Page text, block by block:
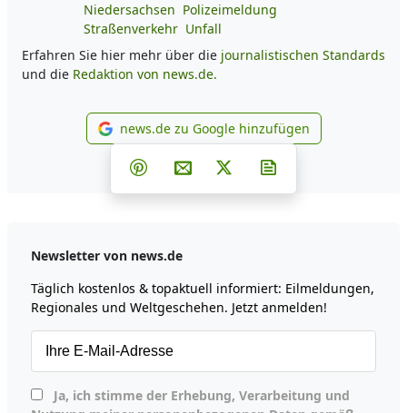
Niedersachsen Polizeimeldung
Straßenverkehr Unfall
Erfahren Sie hier mehr über die journalistischen Standards
und die Redaktion von news.de.
news.de zu Google
news.de zu Google hinzufügen
Teilen auf Facebook
Teilen auf Whatsapp
Teilen auf Telegram
Teilen auf Pinterest
Per E-Mail teilen
Post auf X
Newsletter von news.de
Täglich kostenlos & topaktuell informiert: Eilmeldungen,
Regionales und Weltgeschehen. Jetzt anmelden!